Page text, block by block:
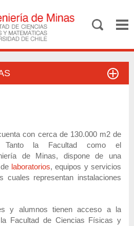
con cerca de 130.000 m2 de
Tanto la Facultad como el
de Minas, dispone de una
laboratorios, equipos y servicios
cuales representan instalaciones
y alumnos tienen acceso a la
Facultad de Ciencias Físicas y